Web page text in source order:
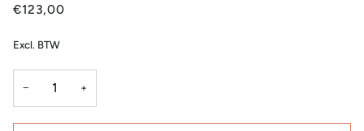
€123,00
Excl. BTW
− +